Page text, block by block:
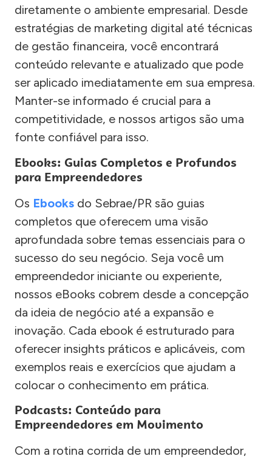
diretamente o ambiente empresarial. Desde
estratégias de marketing digital até técnicas
de gestão financeira, você encontrará
conteúdo relevante e atualizado que pode
ser aplicado imediatamente em sua empresa.
Manter-se informado é crucial para a
competitividade, e nossos artigos são uma
fonte confiável para isso.
Ebooks: Guias Completos e Profundos
para Empreendedores
Os Ebooks do Sebrae/PR são guias
completos que oferecem uma visão
aprofundada sobre temas essenciais para o
sucesso do seu negócio. Seja você um
empreendedor iniciante ou experiente,
nossos eBooks cobrem desde a concepção
da ideia de negócio até a expansão e
inovação. Cada ebook é estruturado para
oferecer insights práticos e aplicáveis, com
exemplos reais e exercícios que ajudam a
colocar o conhecimento em prática.
Podcasts: Conteúdo para
Empreendedores em Movimento
Com a rotina corrida de um empreendedor,